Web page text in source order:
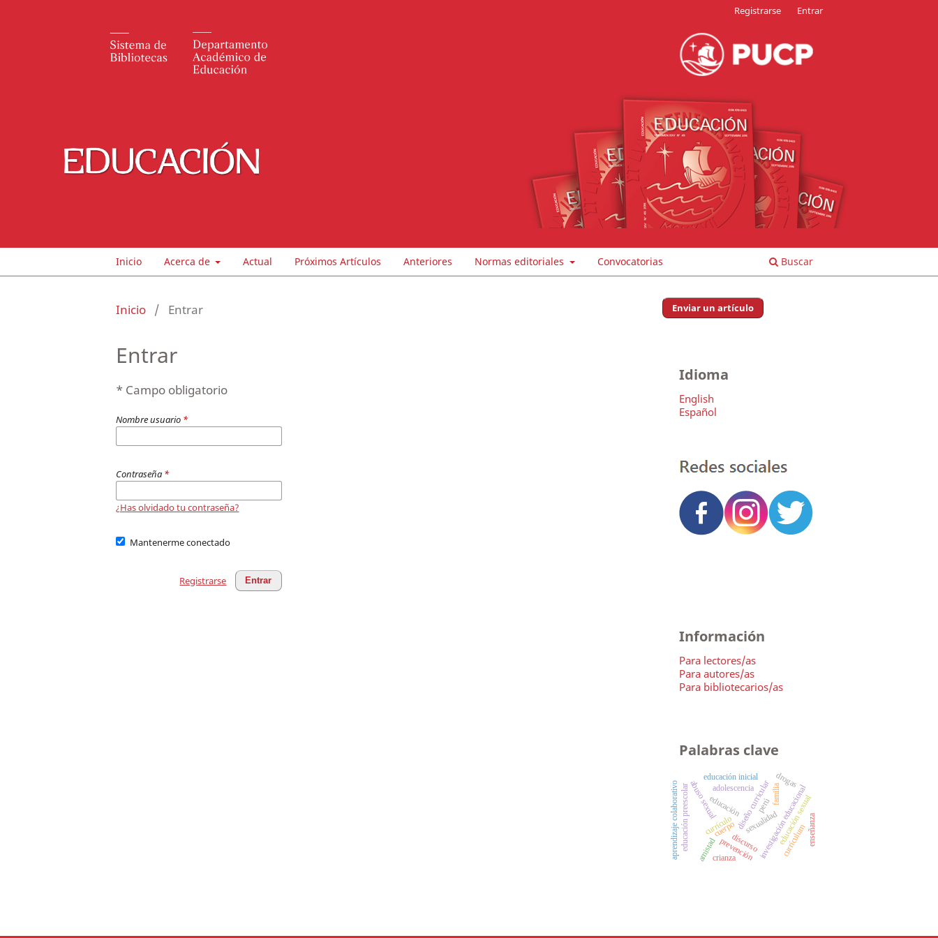
Inicio Acerca de Actual Próximos Artículos Anteriores Normas editoriales Convocatorias Buscar
Registrarse Entrar
Inicio / Entrar
Entrar
* Campo obligatorio
Nombre usuario *
Contraseña *
¿Has olvidado tu contraseña?
Mantenerme conectado
Entrar
Registrarse
Enviar un artículo
Idioma
English
Español
Información
Para lectores/as
Para autores/as
Para bibliotecarios/as
Palabras clave
currículo
cuerpo
discurso
diseño curricular
educación investigación educacional
adolescencia
sexualidad
amistad
familia
drogas
educación sexual
prevención
abuso sexual
educación inicial
educación preescolar
crianza currículum
aprendizaje colaborativo enseñanza
perú